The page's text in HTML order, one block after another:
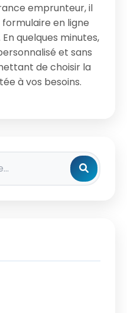
emprunteur, il
en ligne
En quelques minutes,
et sans
de choisir la
à vos besoins.